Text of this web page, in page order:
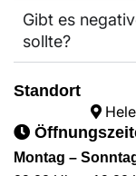
Gibt es
sollte?
Standort
Montag –